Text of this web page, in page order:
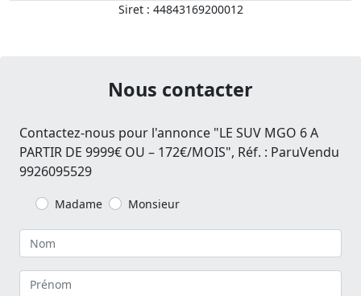
Siret : 44843169200012
Nous contacter
Contactez-nous pour l'annonce "LE SUV MGO 6 A
PARTIR DE 9999€ OU – 172€/MOIS", Réf. : ParuVendu
9926095529
Madame Monsieur